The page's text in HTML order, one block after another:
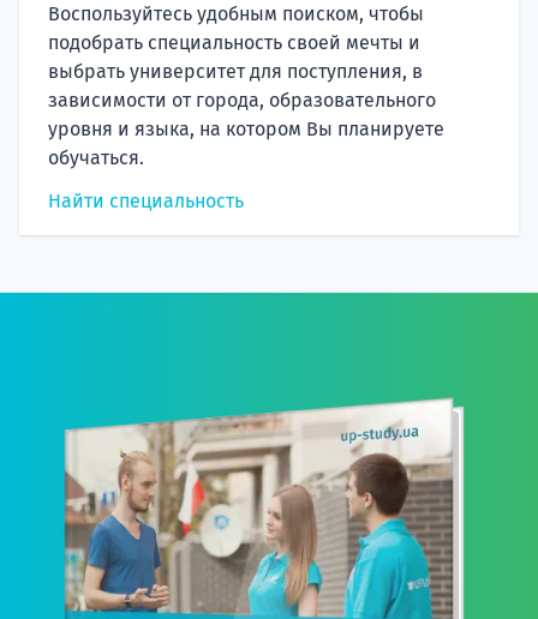
Воспользуйтесь удобным поиском, чтобы
подобрать специальность своей мечты и
выбрать университет для поступления, в
зависимости от города, образовательного
уровня и языка, на котором Вы планируете
обучаться.
Найти специальность